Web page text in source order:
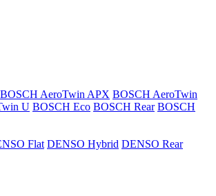
BOSCH AeroTwin APX BOSCH AeroTwin
U BOSCH Eco BOSCH Rear BOSCH
Flat DENSO Hybrid DENSO Rear